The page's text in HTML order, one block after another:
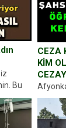
Bu
bir
CEZA
KİM
yapan